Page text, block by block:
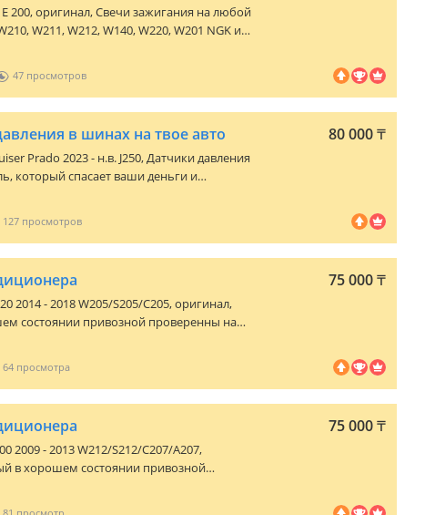
200, оригинал, Свечи зажигания на любой
W211, W212, W140, W220, W201 NGK и
47
в шинах на твое авто 80 000₸
Prado 2023 - н.в. J250, Датчики давления
который спасает ваши деньги и
на экране -Подходят на большинство
127
75 000₸
2014 - 2018 W205/S205/C205, оригинал,
состоянии привозной проверенны на
64
75 000₸
2009 - 2013 W212/S212/C207/A207,
в хорошем состоянии привозной